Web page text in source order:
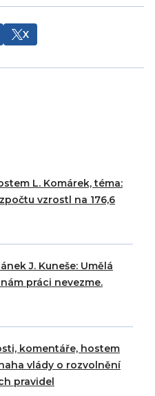
X
L. Komárek, téma:
vzrostl na 176,6
J. Kuneše: Umělá
práci nevezme.
komentáře, hostem
vlády o rozvolnění
pravidel